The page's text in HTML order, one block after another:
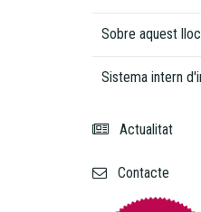
Sobre aquest lloc
Actualitat
Contacte